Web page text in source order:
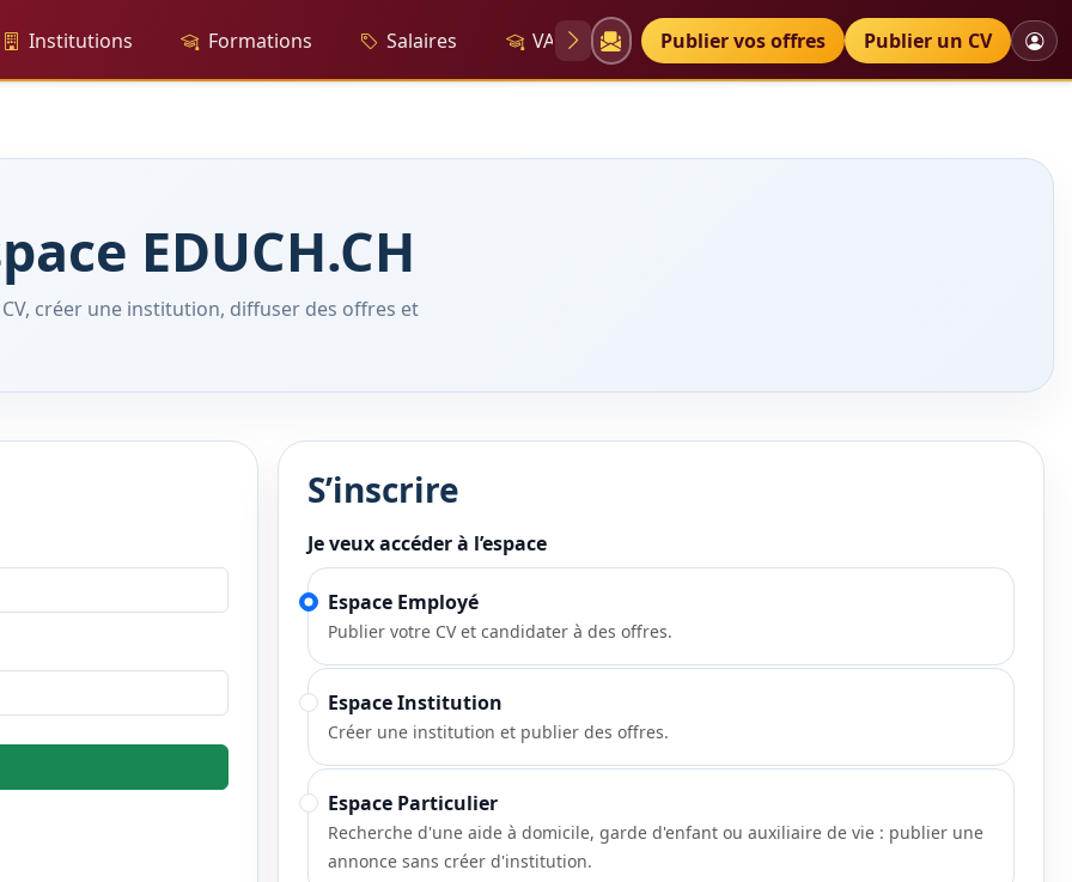
Institutions Formations Salaires VAE Diplômes Petites annonces
Publier vos offres Publier un CV
EDUCH.CH
créer une institution, diffuser des offres et
S’inscrire
Ne pas remplir
Je veux accéder à l’espace
Espace Employé
Publier votre CV et candidater à des offres.
Espace Institution
Créer une institution et publier des offres.
Espace Particulier
Recherche d'une aide à domicile, garde d'enfant ou auxiliaire de vie : publier une
annonce sans créer d'institution.